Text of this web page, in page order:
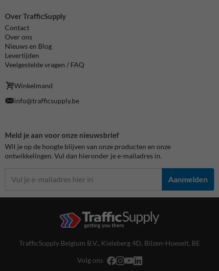
Over TrafficSupply
Contact
Over ons
Nieuws en Blog
Levertijden
Veelgestelde vragen / FAQ
Winkelmand
info@trafficsupply.be
Meld je aan voor onze nieuwsbrief
Wil je op de hoogte blijven van onze producten en onze
ontwikkelingen. Vul dan hieronder je e-mailadres in.
Aanmelden
TrafficSupply Belgium B.V., Kieleberg 4D, Bilzen-Hoeselt, BE
Volg ons